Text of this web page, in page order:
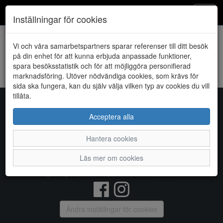
HEM RIEKER
Kunde inte hitta några artiklar...
Inställningar för cookies
Vi och våra samarbetspartners sparar referenser till ditt besök
på din enhet för att kunna erbjuda anpassade funktioner,
spara besöksstatistik och för att möjliggöra personifierad
marknadsföring. Utöver nödvändiga cookies, som krävs för
sida ska fungera, kan du själv välja vilken typ av cookies du vill
tillåta.
Acceptera alla
Hantera cookies
Läs mer om cookies
AB Klintheims
Kaggensgatan 19, 39232 KALMAR, Telefon:0480-147
17
Ändra inställingar för cookies